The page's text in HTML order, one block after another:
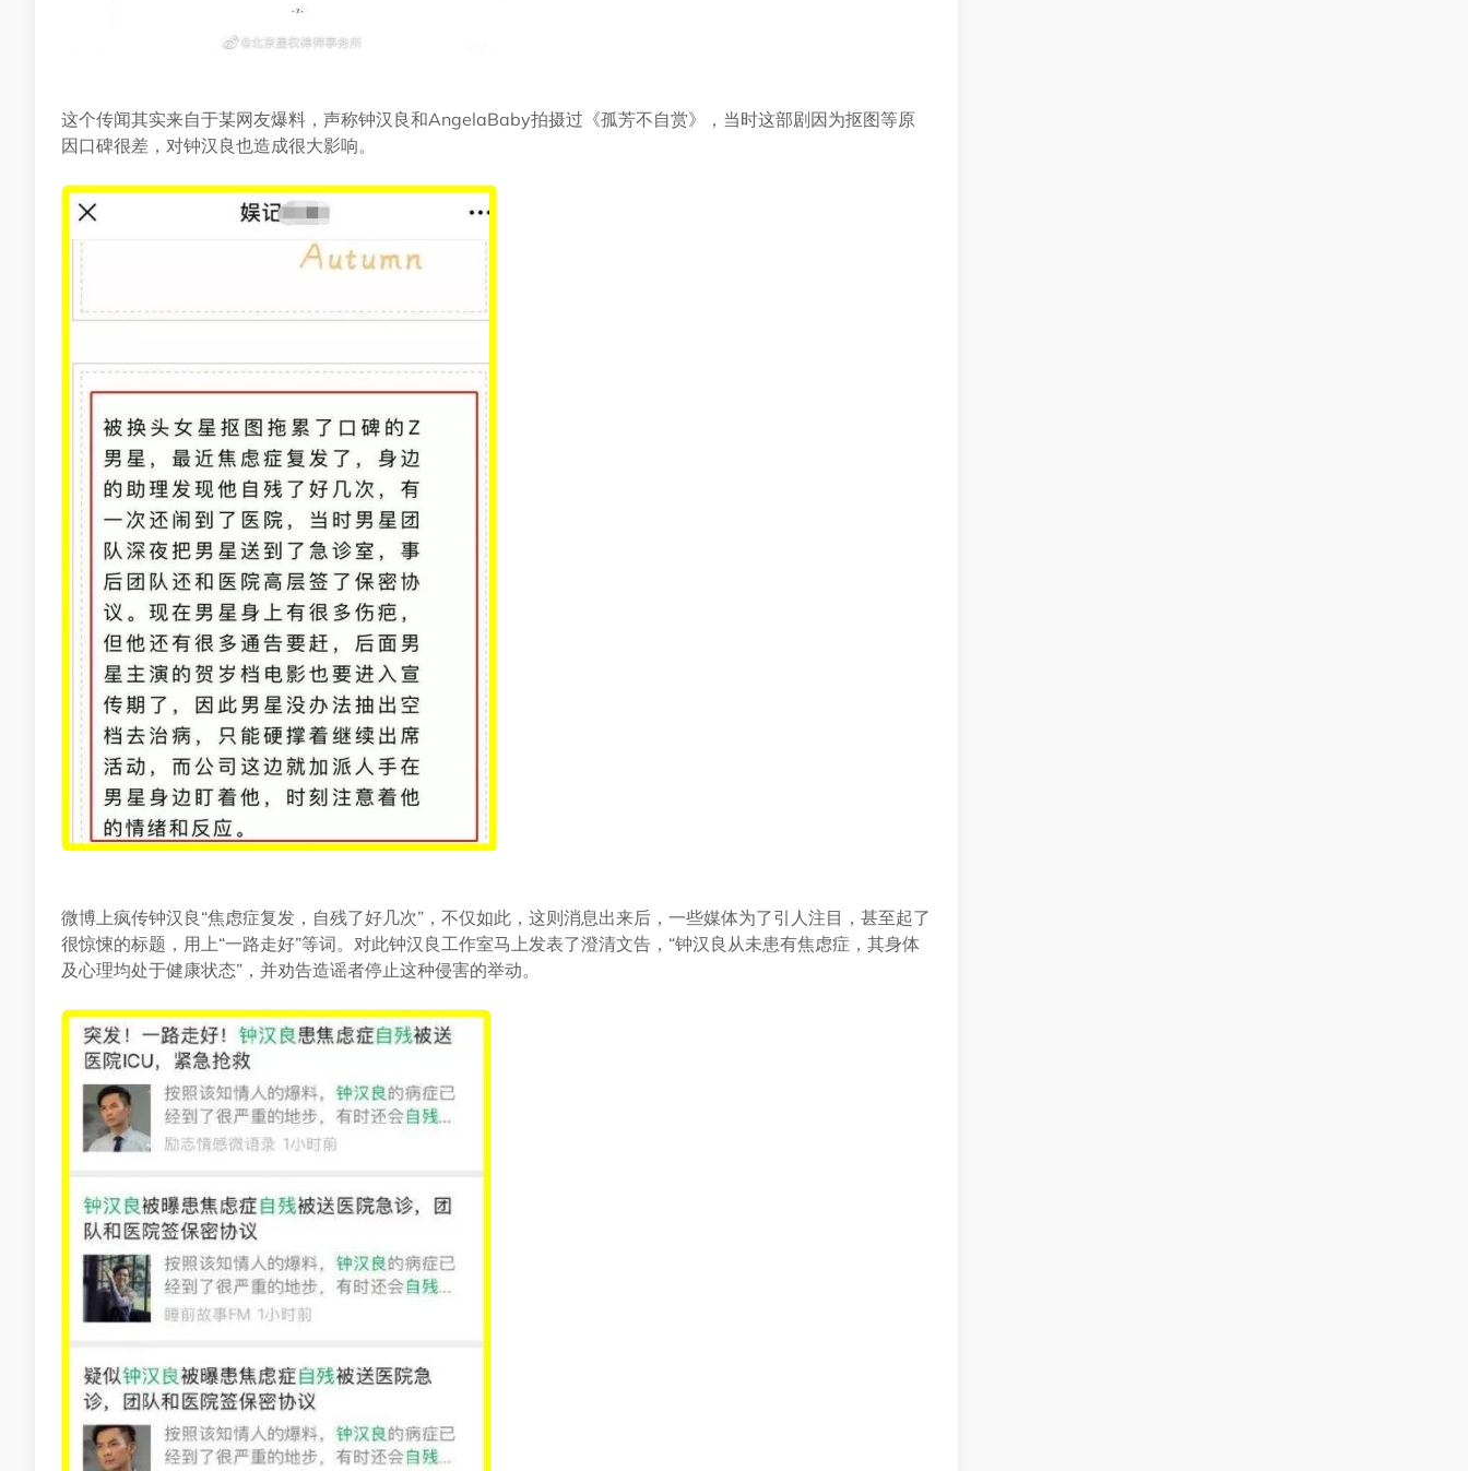
这个传闻其实来自于某网友爆料，声称钟汉良和AngelaBaby拍摄过《孤芳不自赏》，当时这部剧因为抠图等原
因口碑很差，对钟汉良也造成很大影响。
微博上疯传钟汉良“焦虑症复发，自残了好几次”，不仅如此，这则消息出来后，一些媒体为了引人注目，甚至起了
很惊悚的标题，用上“一路走好”等词。对此钟汉良工作室马上发表了澄清文告，“钟汉良从未患有焦虑症，其身体
及心理均处于健康状态”，并劝告造谣者停止这种侵害的举动。